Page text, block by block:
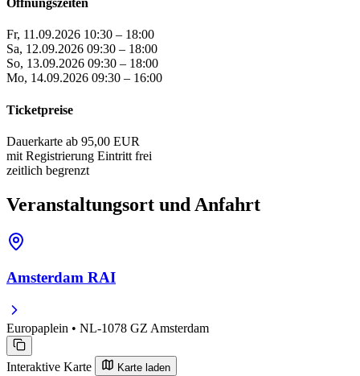
Öffnungszeiten
Fr, 11.09.2026 10:30 – 18:00
Sa, 12.09.2026 09:30 – 18:00
So, 13.09.2026 09:30 – 18:00
Mo, 14.09.2026 09:30 – 16:00
Ticketpreise
Dauerkarte ab 95,00 EUR
mit Registrierung Eintritt frei
zeitlich begrenzt
Veranstaltungsort und Anfahrt
Amsterdam RAI
Europaplein • NL-1078 GZ Amsterdam
Interaktive Karte Karte laden